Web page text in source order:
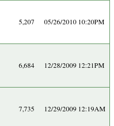
5,207 05/26/2010 10:20PM
6,684 12/28/2009 12:21PM
7,735 12/29/2009 12:19AM